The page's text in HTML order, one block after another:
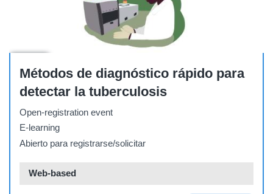
Métodos de diagnóstico rápido para
detectar la tuberculosis
Open-registration event
E-learning
Abierto para registrarse/solicitar
Web-based